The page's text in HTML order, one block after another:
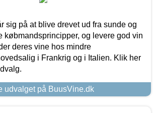
sig på at blive drevet ud fra sunde og
købmandsprincipper, og levere god vin
deres vine hos mindre
i Frankrig og i Italien. Klik her
udvalget på BuusVine.dk